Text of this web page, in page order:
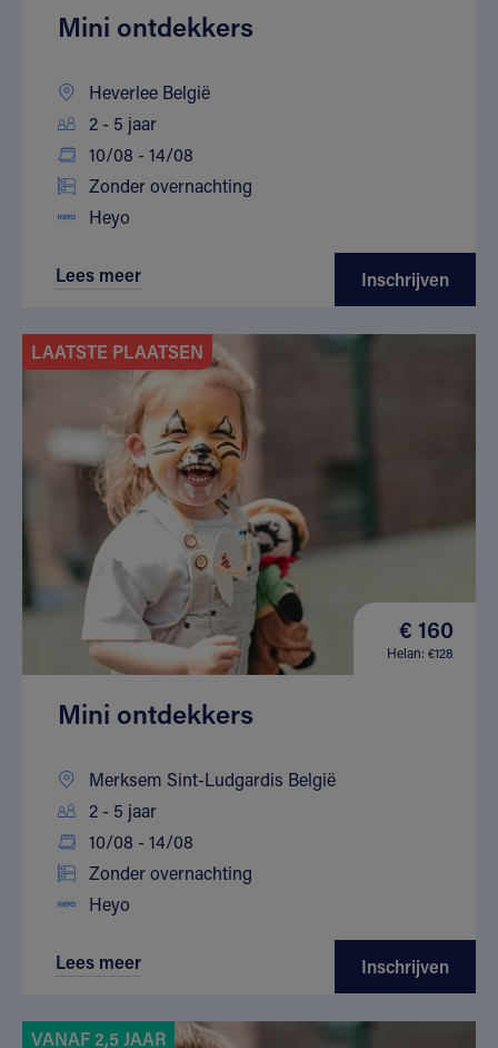
Mini ontdekkers
Heverlee België
2 - 5 jaar
10/08 - 14/08
Zonder overnachting
Heyo
Lees meer Inschrijven
LAATSTE PLAATSEN
€ 160
Helan: €128
Mini ontdekkers
Merksem Sint-Ludgardis België
2 - 5 jaar
10/08 - 14/08
Zonder overnachting
Heyo
Lees meer Inschrijven
VANAF 2,5 JAAR